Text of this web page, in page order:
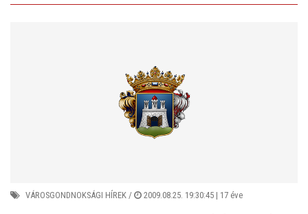
VÁROSGONDNOKSÁGI HÍREK / 2009.08.25. 19:30:45 | 17 éve